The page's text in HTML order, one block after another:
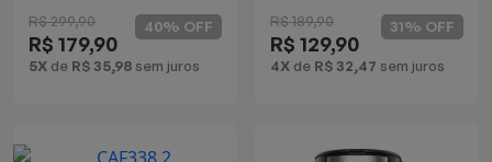
R$ 299,90
R$ 179,90
5X de R$ 35,98 sem juros
40% OFF R$ 189,90
R$ 129,90
4X de R$ 32,47 sem juros
31% OFF